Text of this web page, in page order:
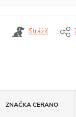
Strážiť
ZNAČKACERANO